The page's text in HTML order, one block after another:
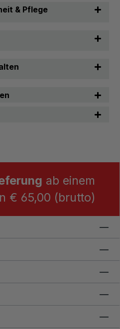
& Pflege
ab einem
€ 65,00 (brutto)